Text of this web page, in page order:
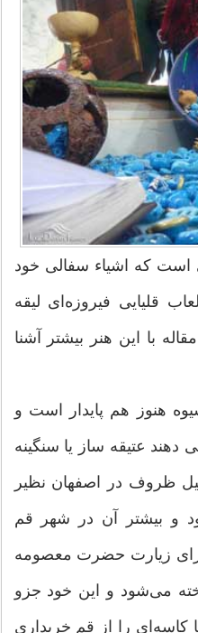
است که اشیاء سفالی خود
قلیایی فیروزه‌ای لیقه
با این هنر بیشتر آشنا
هنوز هم پایدار است و
دهند عتیقه ساز یا سنگینه
ظروف در اصفهان نظیر
و بیشتر آن در شهر قم
زیارت حضرت معصومه
می‌شود و این خود جزو
كاسه‌ای را از قم خریداری